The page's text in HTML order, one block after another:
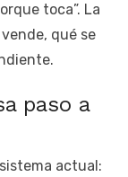
toca”. La
qué se
paso a
actual: